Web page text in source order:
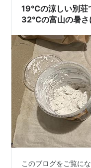
って何かというと、
解体すると分かるら
19℃の涼しい別荘
32℃の富山の暑さ
このブログをご覧に